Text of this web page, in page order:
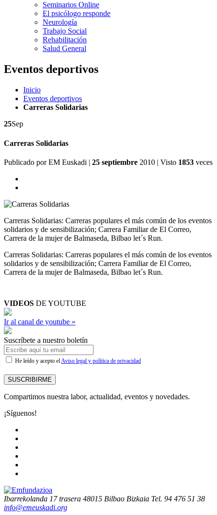
Seminarios Online
El psicólogo responde
Neurología
Trabajo Social
Rehabilitación
Salud General
Eventos deportivos
Inicio
Eventos deportivos
Carreras Solidarias
25Sep
Carreras Solidarias
Publicado porEM Euskadi | 25 septiembre 2010 | Visto 1853 veces
Carreras Solidarias: Carreras populares el más común de los eventos
solidarios y de sensibilización; Carrera Familiar de El Correo,
Carrera de la mujer de Balmaseda, Bilbao let´s Run.
Carreras Solidarias: Carreras populares el más común de los eventos
solidarios y de sensibilización; Carrera Familiar de El Correo,
Carrera de la mujer de Balmaseda, Bilbao let´s Run.
VIDEOS DE YOUTUBE
Ir al canal de youtube »
Suscríbete a nuestro boletín
He leído y acepto elAviso legal y política de privacidad
SUSCRIBIRME
Compartimos nuestra labor, actualidad, eventos y novedades.
¡Síguenos!
Ibarrekolanda 17 trasera 48015 Bilbao Bizkaia Tel. 94 476 51 38
info@emeuskadi.org